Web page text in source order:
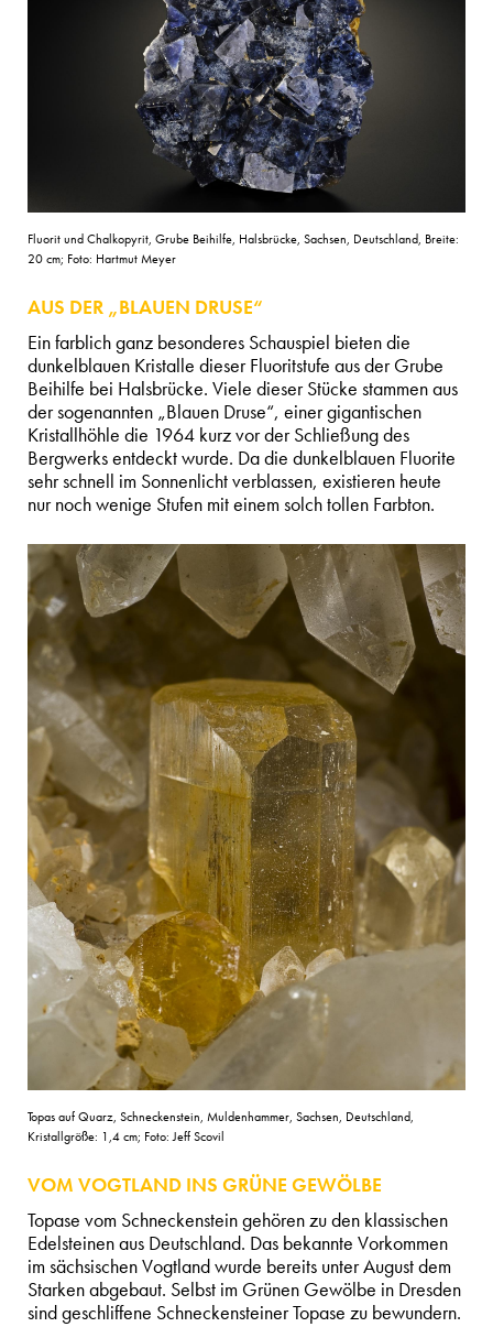
Fluorit und Chalkopyrit, Grube Beihilfe, Halsbrücke, Sachsen, Deutschland, Breite:
20 cm; Foto: Hartmut Meyer
AUS DER „BLAUEN DRUSE“
Ein farblich ganz besonderes Schauspiel bieten die
dunkelblauen Kristalle dieser Fluoritstufe aus der Grube
Beihilfe bei Halsbrücke. Viele dieser Stücke stammen aus
der sogenannten „Blauen Druse“, einer gigantischen
Kristallhöhle die 1964 kurz vor der Schließung des
Bergwerks entdeckt wurde. Da die dunkelblauen Fluorite
sehr schnell im Sonnenlicht verblassen, existieren heute
nur noch wenige Stufen mit einem solch tollen Farbton.
Topas auf Quarz, Schneckenstein, Muldenhammer, Sachsen, Deutschland,
Kristallgröße: 1,4 cm; Foto: Jeff Scovil
VOM VOGTLAND INS GRÜNE GEWÖLBE
Topase vom Schneckenstein gehören zu den klassischen
Edelsteinen aus Deutschland. Das bekannte Vorkommen
im sächsischen Vogtland wurde bereits unter August dem
Starken abgebaut. Selbst im Grünen Gewölbe in Dresden
sind geschliffene Schneckensteiner Topase zu bewundern.